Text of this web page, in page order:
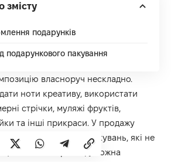
змісту
подарунків
подарункового пакування
власноруч нескладно.
ноти креативу, використати
стрічки, муляжі фруктів,
та інші прикраси. У продажу
подарункових пакувань, які не
Наприклад, можна